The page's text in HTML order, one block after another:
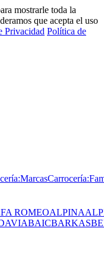
mostrarle toda la
que acepta el uso
Privacidad Política de
ROMEOALPINA
AVIABAICBARKAS